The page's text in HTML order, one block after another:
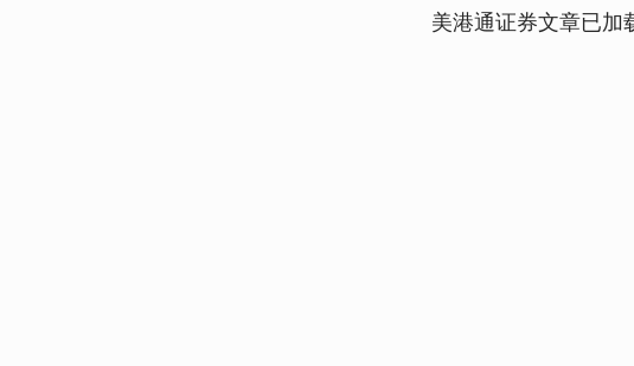
美港通证券文章已加